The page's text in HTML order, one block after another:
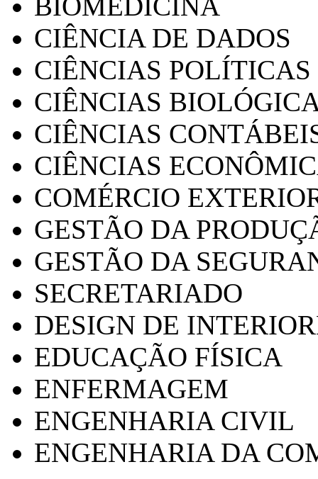
CIÊNCIA DE DADOS
CIÊNCIAS POLÍTICAS
CIÊNCIAS
CIÊNCIAS
CIÊNCIAS
COMÉRCIO
GESTÃO DA
GESTÃO DA
SECRETARIADO
DESIGN DE
EDUCAÇÃO FÍSICA
ENFERMAGEM
ENGENHARIA CIVIL
ENGENHARIA DA